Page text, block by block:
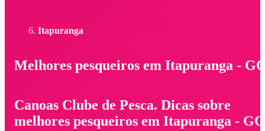
Itapuranga
Melhores pesqueiros em Itapuranga -
Canoas Clube de Pesca. Dicas sobre
melhores pesqueiros em Itapuranga -